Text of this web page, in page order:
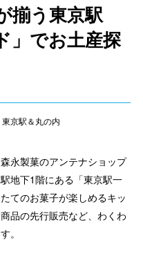
揃う東京駅
」でお土産探
東京駅＆丸の内
永製菓のアンテナショップ
地下1階にある「東京駅一
てのお菓子が楽しめるキッ
品の先行販売など、わくわ
。